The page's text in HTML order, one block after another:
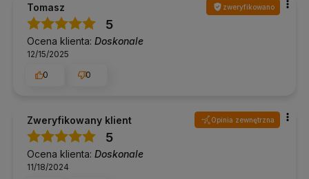
Tomasz zweryfikowano
5
Ocena klienta: Doskonale
12/15/2025
0
0
Zweryfikowany klient Opinia zewnętrzna
5
Ocena klienta: Doskonale
11/18/2024